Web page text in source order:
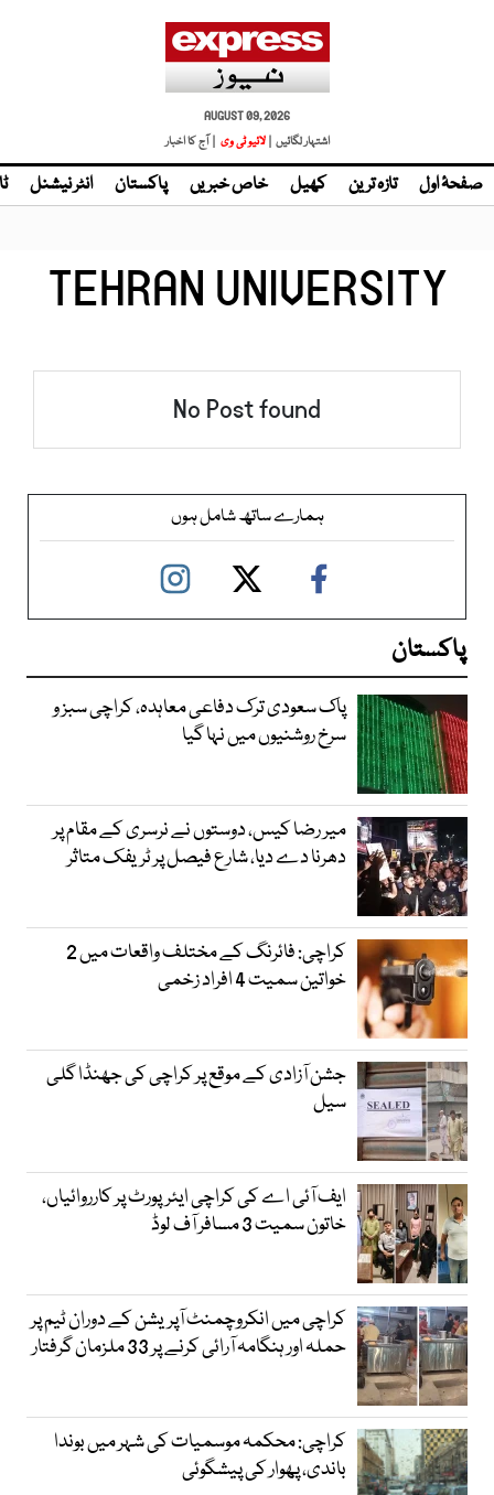
AUGUST 09, 2026
اشتہار لگائیں |
| آج کا اخبار
صفحۂ اول تازہ ترین کھیل خاص خبریں پاکستان انٹر نیشنل
TEHRAN UNIVERSITY
No Post found
ہمارے ساتھ شامل ہوں
پاکستان
پاک سعودی ترک دفاعی معاہدہ، کراچی سبز و
سرخ روشنیوں میں نہا گیا
میر رضا کیس، دوستوں نے نرسری کے مقام پر
دھرنا دے دیا، شارع فیصل پر ٹریفک متاثر
کراچی: فائرنگ کے مختلف واقعات میں 2
خواتین سمیت 4 افراد زخمی
جشن آزادی کے موقع پر کراچی کی جھنڈا گلی
سیل
ایف آئی اے کی کراچی ایئرپورٹ پر کارروائیاں،
خاتون سمیت 3 مسافر آف لوڈ
کراچی میں انکروچمنٹ آپریشن کے دوران ٹیم پر
حملہ اور ہنگامہ آرائی کرنے پر 33 ملزمان گرفتار
کراچی: محکمہ موسمیات کی شہر میں بوندا
باندی، پھوار کی پیشگوئی